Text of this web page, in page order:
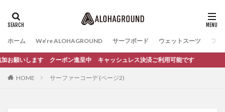
ホーム We’re ALOHAGROUND サーフボード ウェットスーツ ファ
します クーポン進呈中 キャッシュレス決済ご利用可能です
HOME サーファーコーデ (ページ2)